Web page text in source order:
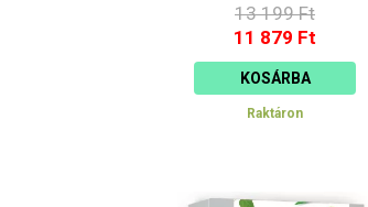
13 199 Ft
11 879 Ft
KOSÁRBA
Raktáron